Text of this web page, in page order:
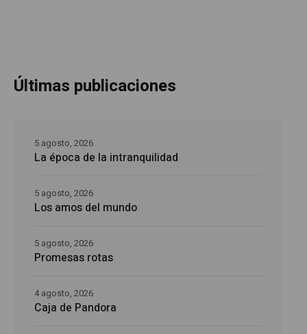
Últimas publicaciones
La época de la intranquilidad
5 agosto, 2026
Los amos del mundo
5 agosto, 2026
Promesas rotas
5 agosto, 2026
Caja de Pandora
4 agosto, 2026